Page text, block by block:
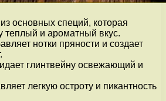
основных специй, которая
теплый и ароматный вкус.
нотки пряности и создает
глинтвейну освежающий и
легкую остроту и пикантность